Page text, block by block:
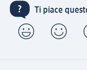
Ti piace